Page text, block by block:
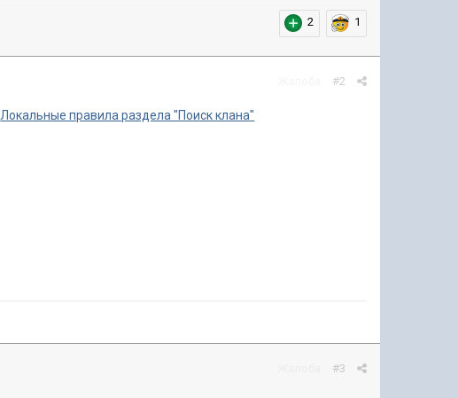
2 1
#2
Локальные правила раздела "Поиск клана"
#3